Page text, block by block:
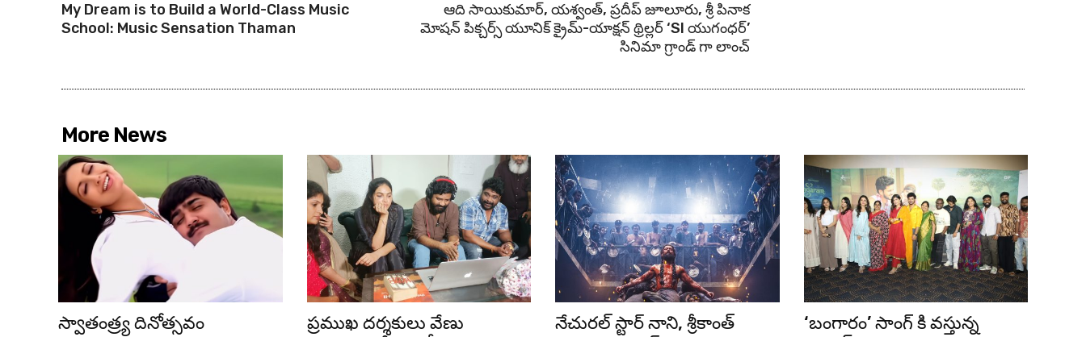
My Dream is to Build a World-Class Music
School: Music Sensation Thaman
ఆది సాయికుమార్‌, యశ్వంత్, ప్రదీప్ జూలూరు, శ్రీ పినాక
మోషన్ పిక్చర్స్ యూనిక్ క్రైమ్-యాక్షన్ థ్రిల్లర్ ‘SI యుగంధర్’
సినిమా గ్రాండ్ గా లాంచ్
More News
స్వాతంత్ర్య దినోత్సవం
ప్రముఖ దర్శకులు వేణు
నేచురల్ స్టార్ నాని, శ్రీకాంత్
‘బంగారం’ సాంగ్ కి వస్తున్న